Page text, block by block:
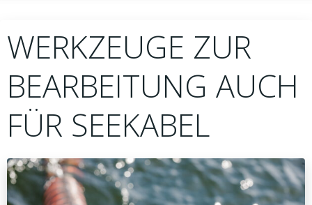
WERKZEUGE ZUR
BEARBEITUNG AUCH
FÜR SEEKABEL